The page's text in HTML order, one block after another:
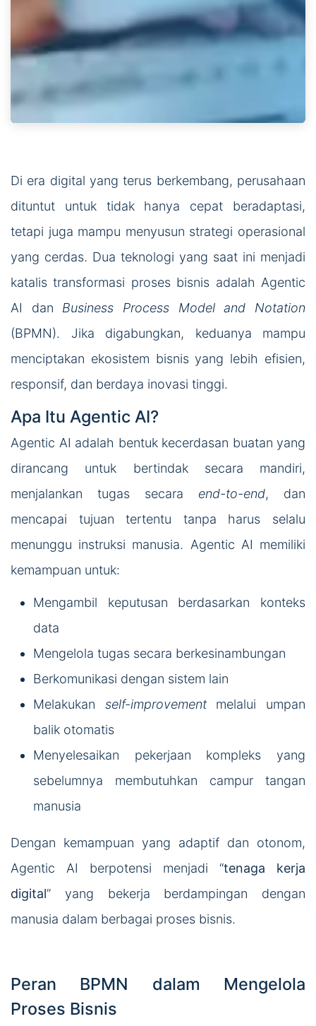
Di era digital yang terus berkembang, perusahaan
dituntut untuk tidak hanya cepat beradaptasi,
tetapi juga mampu menyusun strategi operasional
yang cerdas. Dua teknologi yang saat ini menjadi
katalis transformasi proses bisnis adalah Agentic
AI dan Business Process Model and Notation
(BPMN). Jika digabungkan, keduanya mampu
menciptakan ekosistem bisnis yang lebih efisien,
responsif, dan berdaya inovasi tinggi.
Apa Itu Agentic AI?
Agentic AI adalah bentuk kecerdasan buatan yang
dirancang untuk bertindak secara mandiri,
menjalankan tugas secara end-to-end, dan
mencapai tujuan tertentu tanpa harus selalu
menunggu instruksi manusia. Agentic AI memiliki
kemampuan untuk:
Mengambil keputusan berdasarkan konteks
data
Mengelola tugas secara berkesinambungan
Berkomunikasi dengan sistem lain
Melakukan self-improvementmelalui umpan
balik otomatis
Menyelesaikan pekerjaan kompleks yang
sebelumnya membutuhkan campur tangan
manusia
Dengan kemampuan yang adaptif dan otonom,
Agentic AI berpotensi menjadi “tenaga kerja
digital” yang bekerja berdampingan dengan
manusia dalam berbagai proses bisnis.
Peran BPMN dalam Mengelola
Proses Bisnis